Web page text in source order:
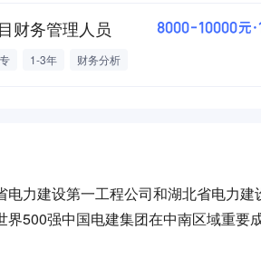
财务管理人员 8000-10000元
1-3年 财务分析
力建设第一工程公司和湖北省电力
500强中国电建集团在中南区域重要